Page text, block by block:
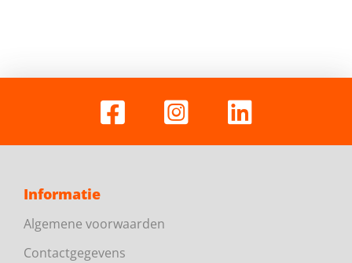
Informatie
Algemene voorwaarden
Contactgegevens